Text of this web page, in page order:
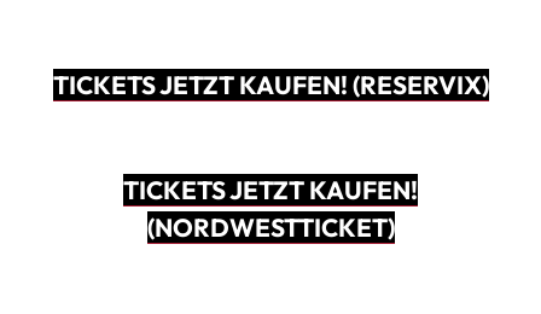
TICKETS JETZT KAUFEN! (RESERVIX)
TICKETS JETZT KAUFEN!
(NORDWESTTICKET)